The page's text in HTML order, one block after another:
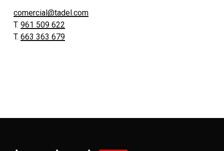
comercial@tadel.com
T. 961 509 622
T. 663 363 679